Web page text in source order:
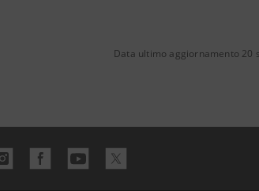
Data ultimo aggiornamento 20